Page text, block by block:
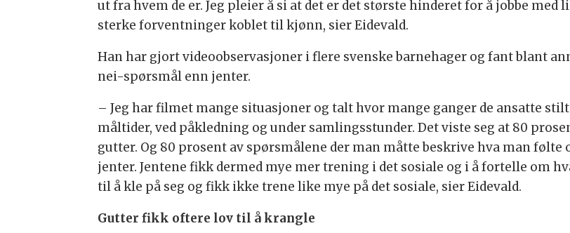
ut fra hvem de er. Jeg pleier å si at det er det største hinderet for å jobbe
sterke forventninger koblet til kjønn, sier Eidevald.
Han har gjort videoobservasjoner i flere svenske barnehager og fant blant
nei-spørsmål enn jenter.
– Jeg har filmet mange situasjoner og talt hvor mange ganger de ansatte
måltider, ved påkledning og under samlingsstunder. Det viste seg at 80
gutter. Og 80 prosent av spørsmålene der man måtte beskrive hva man
jenter. Jentene fikk dermed mye mer trening i det sosiale og i å fortelle om
til å kle på seg og fikk ikke trene like mye på det sosiale, sier Eidevald.
Gutter fikk oftere lov til å krangle